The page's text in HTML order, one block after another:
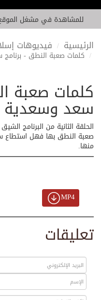
للمشاهدة في مشغل
الرئيسية فيديوهات
كلمات صعبة النطق - برنامج
كلمات صعبة
سعد وسعدية |
الحلقة الثانية من البرنامج
صعبة النطق بها فهل استطاع
منها.
MP4
تعليقات